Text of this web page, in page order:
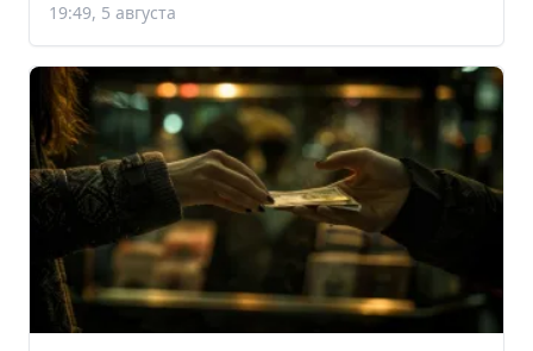
19:49, 5 августа